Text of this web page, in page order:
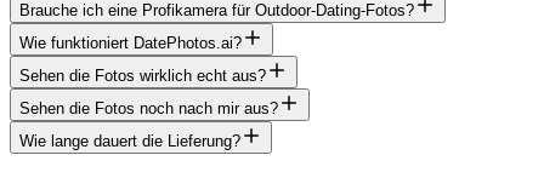
Brauche ich eine Profikamera für Outdoor-Dating-Fotos?
Wie funktioniert DatePhotos.ai?
Sehen die Fotos wirklich echt aus?
Sehen die Fotos noch nach mir aus?
Wie lange dauert die Lieferung?